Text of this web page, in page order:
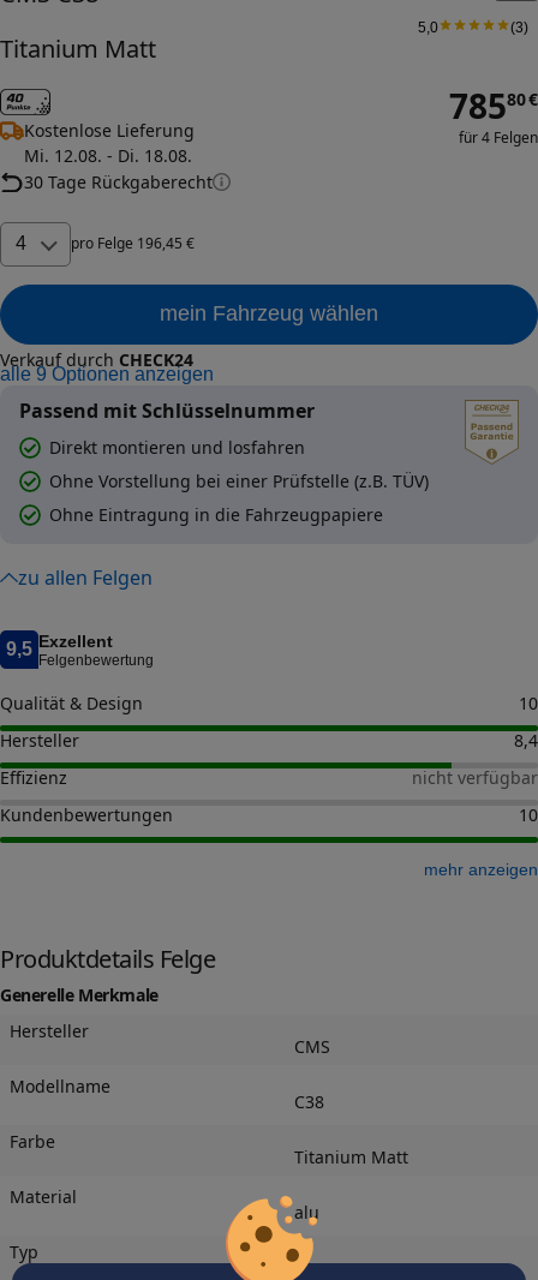
Titanium Matt
5,0 (3)
Kostenlose Lieferung
Mi. 12.08. - Di. 18.08.
30 Tage Rückgaberecht
78580€
für 4 Felgen
4 pro Felge 196,45 €
mein Fahrzeug wählen
Verkauf durch CHECK24
alle 9 Optionen anzeigen
Passend mit Schlüsselnummer
Direkt montieren und losfahren
Ohne Vorstellung bei einer Prüfstelle (z.B. TÜV)
Ohne Eintragung in die Fahrzeugpapiere
zu allen Felgen
9,5 Exzellent
Felgenbewertung
Qualität & Design
10
Hersteller
8,4
Effizienz
nicht verfügbar
Kundenbewertungen
10
mehr anzeigen
Produktdetails Felge
Generelle Merkmale
Hersteller
CMS
Modellname
C38
Farbe
Titanium Matt
Material
alu
Typ
-